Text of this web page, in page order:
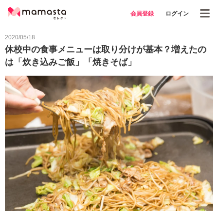
会員登録 ログイン
2020/05/18
休校中の食事メニューは取り分けが基本？増えたの
は「炊き込みご飯」「焼きそば」